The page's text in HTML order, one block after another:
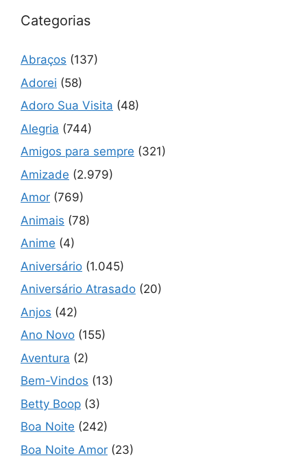
Categorias
Abraços (137)
Adorei (58)
Adoro Sua Visita (48)
Alegria (744)
Amigos para sempre (321)
Amizade (2.979)
Amor (769)
Animais (78)
Anime (4)
Aniversário (1.045)
Aniversário Atrasado (20)
Anjos (42)
Ano Novo (155)
Aventura (2)
Bem-Vindos (13)
Betty Boop (3)
Boa Noite (242)
Boa Noite Amor (23)